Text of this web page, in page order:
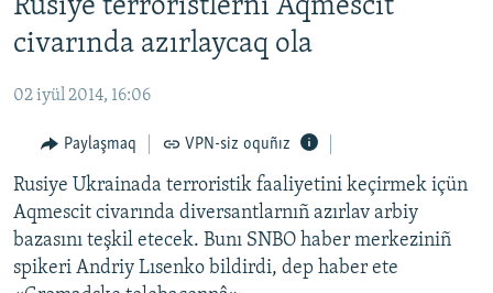
navigatsiyağa
qaytmaq
Qıdıruvğa
qaytmaq
İQTİSADİYAT
MEDENİYET
İNSAN AQLARI
VİDEO
SÜRET
BLOGLAR
Rusiye terroristlerni Aqmescit
civarında azırlaycaq ola
02 iyül 2014, 16:06
Paylaşmaq VPN-siz oquñız
Rusiye Ukrainada terroristik faaliyetini keçirmek içün
Aqmescit civarında diversantlarnıñ azırlav arbiy
bazasını teşkil etecek. Bunı SNBO haber merkeziniñ
spikeri Andriy Lısenko bildirdi, dep haber ete